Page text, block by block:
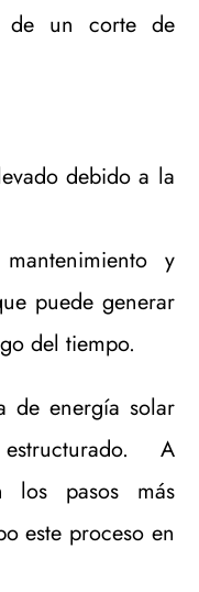
de un corte de
debido a la
y
puede generar
del tiempo.
de energía solar
A
los pasos más
este proceso en